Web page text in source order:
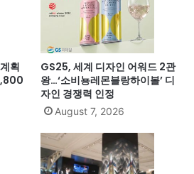
획
GS25, 세계 디자인 어워드 2관
왕…‘소비뇽레몬블랑하이볼’ 디
자인 경쟁력 인정
August 7, 2026